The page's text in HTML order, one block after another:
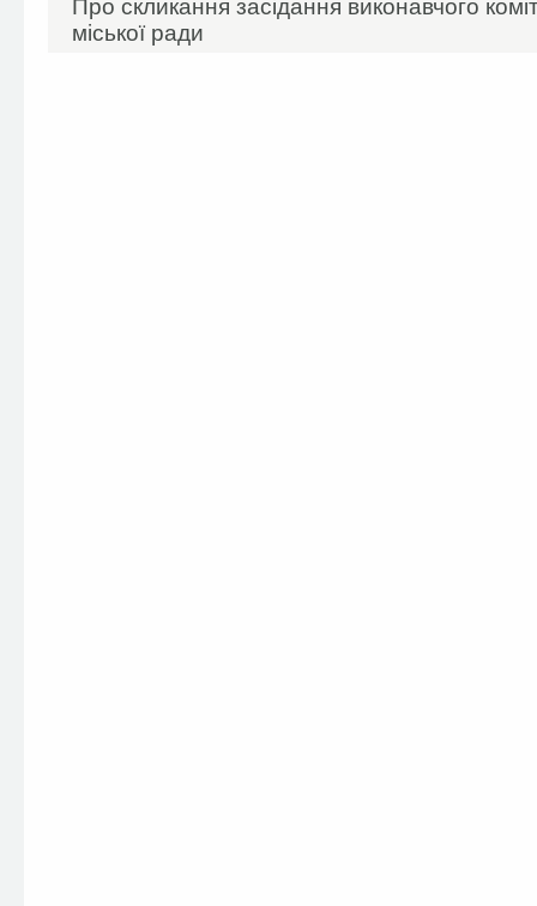
Про скликання засідання виконавчого
міської ради